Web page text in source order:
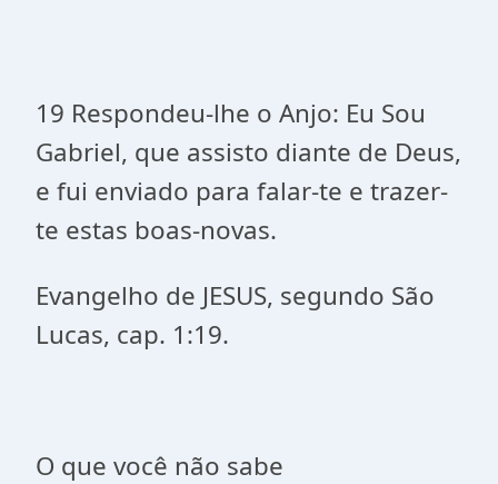
19 Respondeu-lhe o Anjo: Eu Sou
Gabriel, que assisto diante de Deus,
e fui enviado para falar-te e trazer-
te estas boas-novas.
Evangelho de JESUS, segundo São
Lucas, cap. 1:19.
O que você não sabe